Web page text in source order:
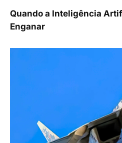
Quando a Inteligência
Enganar